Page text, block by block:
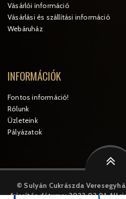
Vásárlói információ
Vásárlási és szállítási információ
Webáruház
INFORMÁCIÓK
Fontos információ!
Rólunk
Üzleteink
Pályázatok
© Sulyán Cukrászda
frissítés dátuma: 2023.03.01.All